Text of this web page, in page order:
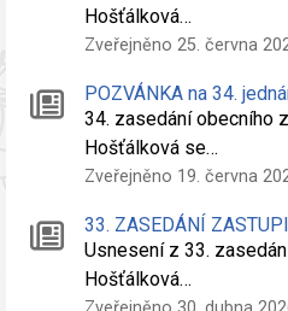
Hošťálková…
Zveřejněno 25. června
POZVÁNKA na 34.
34. zasedání obecního
Hošťálková se…
Zveřejněno 19. června
33. ZASEDÁNÍ
Usnesení z 33.
Hošťálková…